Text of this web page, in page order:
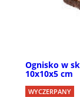
Ognisko w
10x10x5 cm
WYCZERPANY